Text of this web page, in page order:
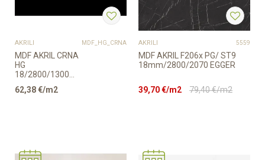
AKRILI MDF_HG_CRNA
MDF AKRIL CRNA
HG
18/2800/1300mm
62,38€/m2
AKRILI 5559
MDF AKRIL F206x PG/ ST9
18mm/2800/2070 EGGER
39,70€/m2 79,40€/m2